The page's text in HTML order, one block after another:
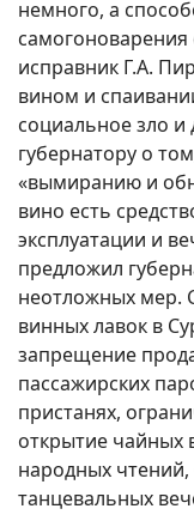
немного, а
самогоноварения
исправник Г.А.
вином и
социальное зло и
губернатору о
«вымиранию и
вино есть
эксплуатации и
предложил
неотложных мер.
винных лавок в
запрещение
пассажирских
пристанях,
открытие чайных
народных чтений,
танцевальных